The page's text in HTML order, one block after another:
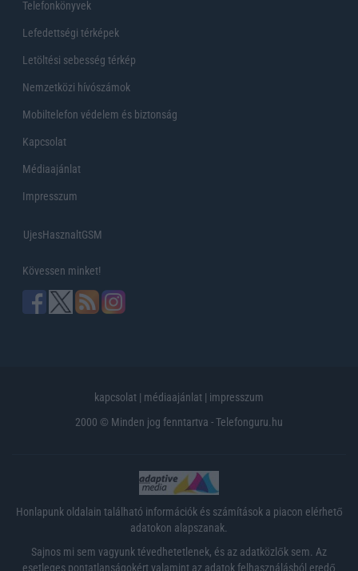
Telefonkönyvek
Lefedettségi térképek
Letöltési sebesség térkép
Nemzetközi hívószámok
Mobiltelefon védelem és biztonság
Kapcsolat
Médiaajánlat
Impresszum
UjesHasznaltGSM
Kövessen minket!
kapcsolat | médiaajánlat | impresszum
2000 © Minden jog fenntartva - Telefonguru.hu
Honlapunk oldalain található információk és számítások a piacon elérhető
adatokon alapszanak.
Sajnos mi sem vagyunk tévedhetetlenek, és az adatközlők sem. Az
esetleges pontatlanságokért valamint az adatok felhasználásból eredő